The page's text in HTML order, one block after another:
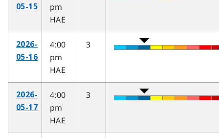
05-15
pm
HAE
2026-
05-16
4:00
pm
HAE
3
2026-
05-17
4:00
pm
HAE
3